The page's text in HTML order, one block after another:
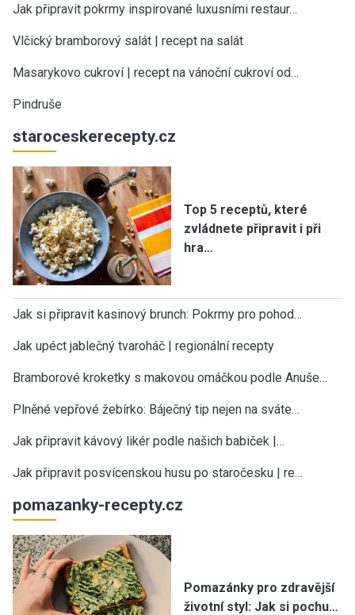
Jak připravit pokrmy inspirované luxusními restaur…
Vlčický bramborový salát | recept na salát
Masarykovo cukroví | recept na vánoční cukroví od…
Pindruše
staroceskerecepty.cz
Top 5 receptů, které
zvládnete připravit i při
hra…
Jak si připravit kasinový brunch: Pokrmy pro pohod…
Jak upéct jablečný tvaroháč | regionální recepty
Bramborové kroketky s makovou omáčkou podle Anuše…
Plněné vepřové žebírko: Báječný tip nejen na sváte…
Jak připravit kávový likér podle našich babiček |…
Jak připravit posvícenskou husu po staročesku | re…
pomazanky-recepty.cz
Pomazánky pro zdravější
životní styl: Jak si pochu…